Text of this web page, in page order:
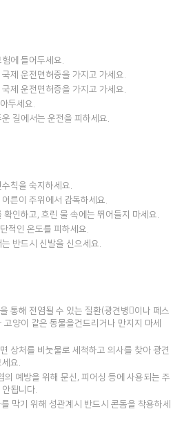
에 들어두세요.
제 운전면허증을 가지고 가세요.
제 운전면허증을 가지고 가세요.
두세요.
길에서는 운전을 피하세요.
칙을 숙지하세요.
른이 주위에서 감독하세요.
확인하고, 흐린 물 속에는 뛰어들지 마세요.
적인 온도를 피하세요.
반드시 신발을 신으세요.
통해 전염될 수 있는 질환(광견병이나 페스
양이 같은 동물을건드리거나 만지지 마세
상처를 비눗물로 세척하고 의사를 찾아 광견
요.
의 예방을 위해 문신, 피어싱 등에 사용되는 주
됩니다.
막기 위해 성관계시 반드시 콘돔을 착용하세